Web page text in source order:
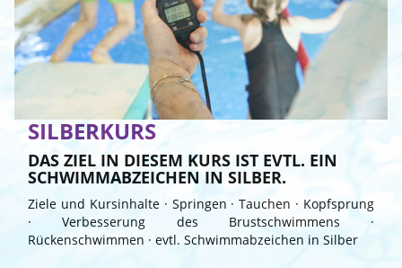
SILBERKURS
DAS ZIEL IN DIESEM KURS IST EVTL. EIN
SCHWIMMABZEICHEN IN SILBER.
Ziele und Kursinhalte · Springen · Tauchen · Kopfsprung
· Verbesserung des Brustschwimmens ·
Rückenschwimmen · evtl. Schwimmabzeichen in Silber